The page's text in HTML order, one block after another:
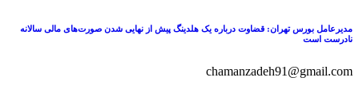
مدیرعامل بورس تهران: قضاوت درباره یک هلدینگ پیش از نهایی شدن صورت‌های مالی سالانه
نادرست است
chamanzadeh91@gmail.com